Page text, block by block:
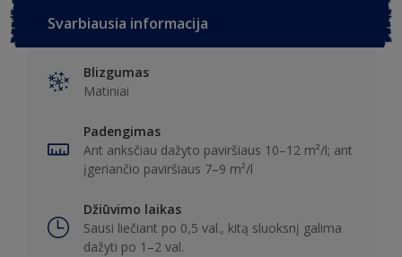
Svarbiausia informacija
Blizgumas
Matiniai
Padengimas
Ant anksčiau dažyto paviršiaus 10–12 m²/l; ant
įgeriančio paviršiaus 7–9 m²/l
Džiūvimo laikas
Sausi liečiant po 0,5 val., kitą sluoksnį galima
dažyti po 1–2 val.